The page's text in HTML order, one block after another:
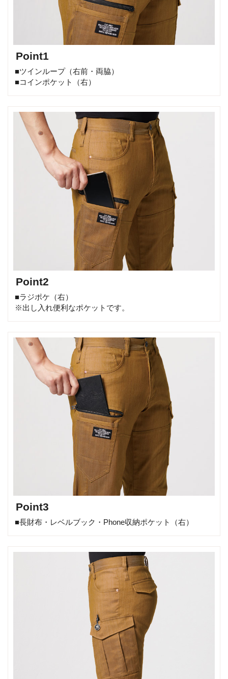
Point1
■ツインループ（右前・両脇）
■コインポケット（右）
Point2
■ラジポケ（右）
※出し入れ便利なポケットです。
Point3
■長財布・レベルブック・Phone収納ポケット（右）